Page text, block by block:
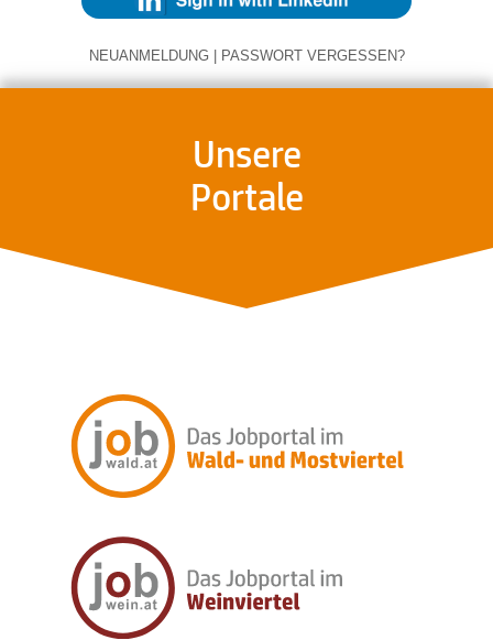
NEUANMELDUNG | PASSWORT VERGESSEN?
Unsere
Portale